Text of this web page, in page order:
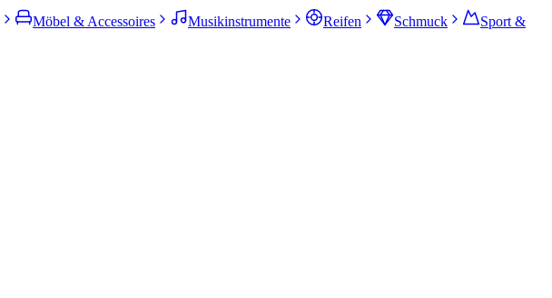
Möbel & Accessoires Musikinstrumente Reifen Schmuck
Sport &